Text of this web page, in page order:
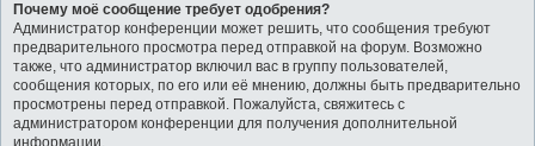
Почему моё сообщение требует одобрения?
Администратор конференции может решить, что сообщения требуют
предварительного просмотра перед отправкой на форум. Возможно
также, что администратор включил вас в группу пользователей,
сообщения которых, по его или её мнению, должны быть предварительно
просмотрены перед отправкой. Пожалуйста, свяжитесь с
администратором конференции для получения дополнительной
информации.